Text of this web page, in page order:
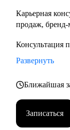
Карьерная
продаж,
Консультация
Развернуть
Ближайшая
Записаться